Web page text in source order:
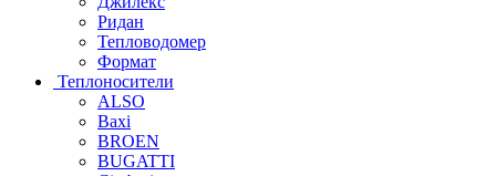
Ридан
Тепловодомер
Формат
Теплоносители
ALSO
Baxi
BROEN
BUGATTI